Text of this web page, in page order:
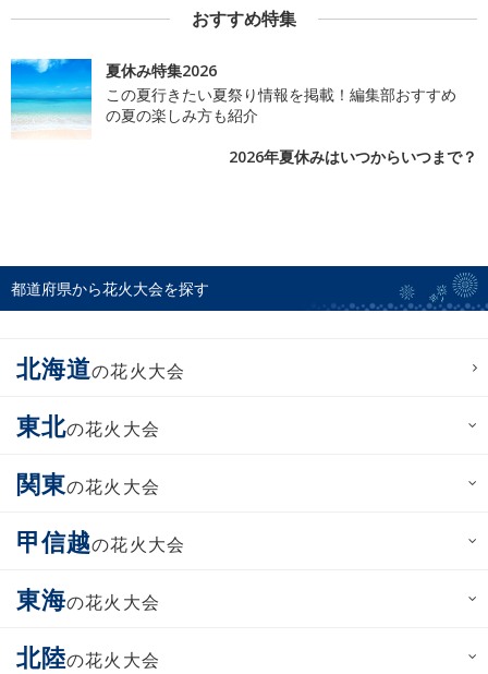
おすすめ特集
夏休み特集2026
この夏行きたい夏祭り情報を掲載！編集部おすすめ
の夏の楽しみ方も紹介
2026年夏休みはいつからいつまで？
都道府県から花火大会を探す
北海道の花火大会
東北の花火大会
関東の花火大会
甲信越の花火大会
東海の花火大会
北陸の花火大会